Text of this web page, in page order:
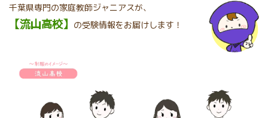
千葉県専門の家庭教師ジャニアスが、
【流山高校】 の受験情報をお届けします！